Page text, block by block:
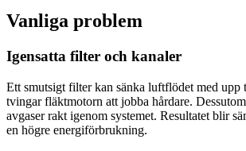
Vanliga problem
Igensatta filter och kanaler
Ett smutsigt filter kan sänka luftflödet med upp
tvingar fläktmotorn att jobba hårdare.
avgaser rakt igenom systemet. Resultatet blir
en högre energiförbrukning.